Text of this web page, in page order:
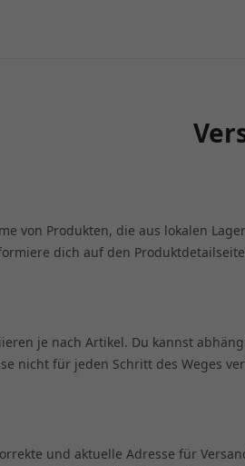
von Produkten, die aus lokalen
dich auf den
je nach Artikel. Du kannst
nicht für jeden Schritt des Weges
und aktuelle Adresse für